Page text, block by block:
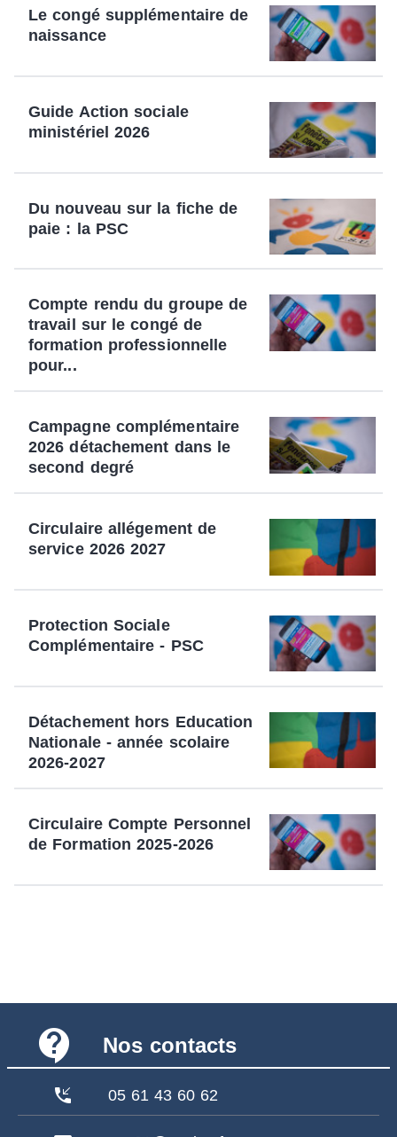
Le congé supplémentaire de
naissance
Guide Action sociale
ministériel 2026
Du nouveau sur la fiche de
paie : la PSC
Compte rendu du groupe de
travail sur le congé de
formation professionnelle
pour...
Campagne complémentaire
2026 détachement dans le
second degré
Circulaire allégement de
service 2026 2027
Protection Sociale
Complémentaire - PSC
Détachement hors Education
Nationale - année scolaire
2026-2027
Circulaire Compte Personnel
de Formation 2025-2026
contact_support Nos contacts
phone_callback 05 61 43 60 62